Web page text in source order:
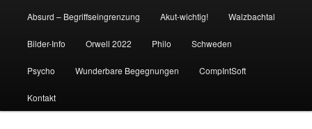
Absurd – Begriffseingrenzung Akut-wichtig! Walzbachtal
Bilder-Info Orwell 2022 Philo Schweden
Psycho Wunderbare Begegnungen CompIntSoft
Kontakt